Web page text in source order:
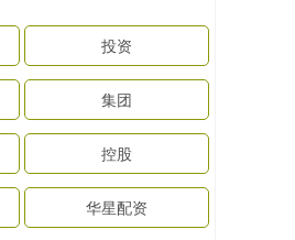
投资
集团
控股
华星配资